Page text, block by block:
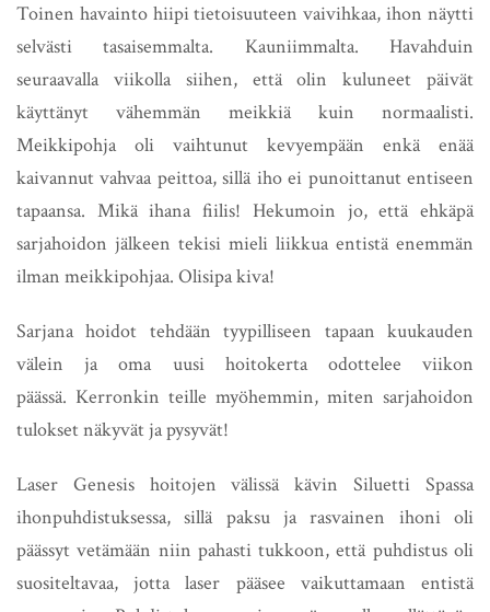
Toinen havainto hiipi tietoisuuteen vaivihkaa, ihon näytti
selvästi tasaisemmalta. Kauniimmalta. Havahduin
seuraavalla viikolla siihen, että olin kuluneet päivät
käyttänyt vähemmän meikkiä kuin normaalisti.
Meikkipohja oli vaihtunut kevyempään enkä enää
kaivannut vahvaa peittoa, sillä iho ei punoittanut entiseen
tapaansa. Mikä ihana fiilis! Hekumoin jo, että ehkäpä
sarjahoidon jälkeen tekisi mieli liikkua entistä enemmän
ilman meikkipohjaa. Olisipa kiva!
Sarjana hoidot tehdään tyypilliseen tapaan kuukauden
välein ja oma uusi hoitokerta odottelee viikon
päässä. Kerronkin teille myöhemmin, miten sarjahoidon
tulokset näkyvät ja pysyvät!
Laser Genesis hoitojen välissä kävin Siluetti Spassa
ihonpuhdistuksessa, sillä paksu ja rasvainen ihoni oli
päässyt vetämään niin pahasti tukkoon, että puhdistus oli
suositeltavaa, jotta laser pääsee vaikuttamaan entistä